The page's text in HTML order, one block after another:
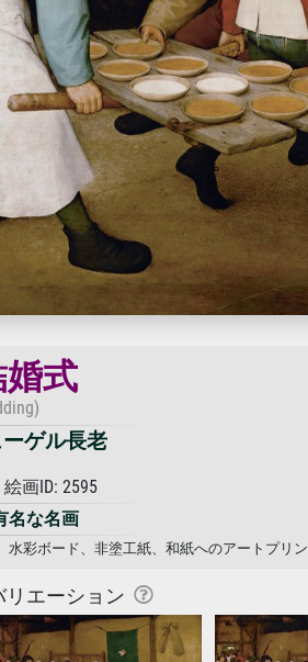
式
ゲル長老
画ID: 2595
名な名画
彩ボード、非塗工紙、和紙へのアートプリン
リエーション